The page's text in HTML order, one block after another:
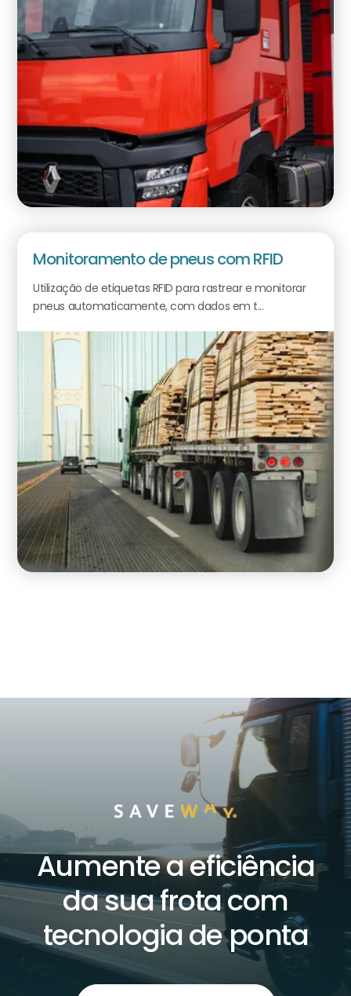
Monitoramento de pneus com RFID
Utilização de etiquetas RFID para rastrear e monitorar
pneus automaticamente, com dados em t...
Aumente a eficiência
da sua frota com
tecnologia de ponta